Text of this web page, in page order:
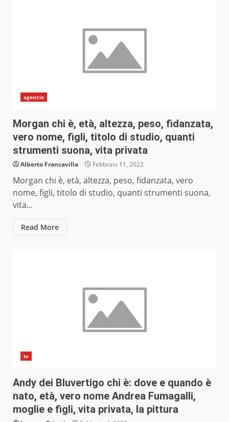
agenzie
Morgan chi è, età, altezza, peso, fidanzata,
vero nome, figli, titolo di studio, quanti
strumenti suona, vita privata
Alberto Francavilla Febbraio 11, 2022
Morgan chi è, età, altezza, peso, fidanzata, vero
nome, figli, titolo di studio, quanti strumenti suona,
vita...
Read More
tv
Andy dei Bluvertigo chi è: dove e quando è
nato, età, vero nome Andrea Fumagalli,
moglie e figli, vita privata, la pittura